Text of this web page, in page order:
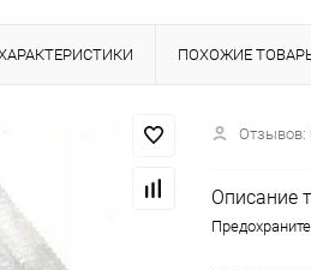
ПОХОЖИЕ
Отзывов:
Описание